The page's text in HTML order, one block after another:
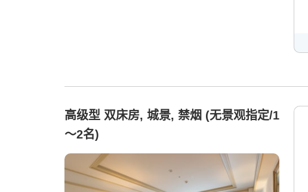
高级型 双床房, 城景, 禁烟 (无景观指定/1
〜2名)